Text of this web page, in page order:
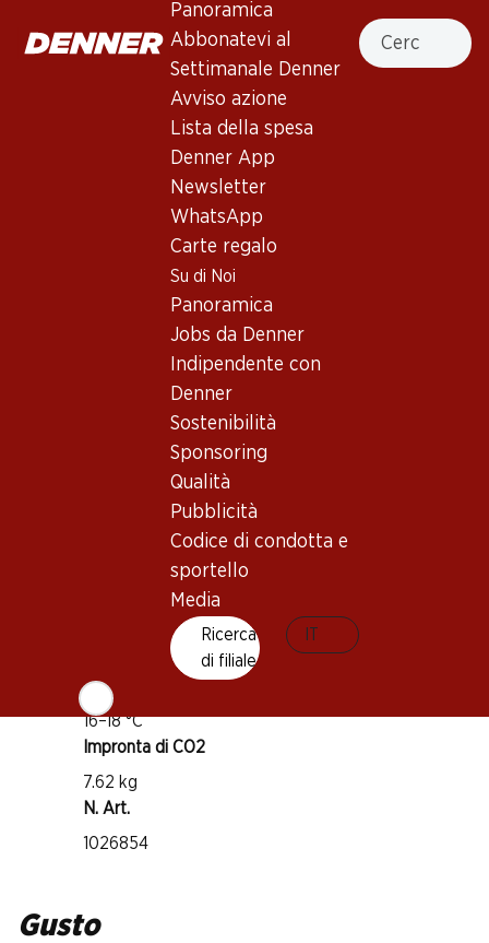
Panoramica
Abbonatevi al
Settimanale Denner
Avviso azione
Lista della spesa
Denner App
Newsletter
WhatsApp
Carte regalo
Su di Noi
Panoramica
Jobs da Denner
Indipendente con
Denner
Sostenibilità
Sponsoring
Qualità
Pubblicità
Codice di condotta e
sportello
Media
Ricerca
di filiale
Cercare
, Vallese, 2024
Rosso porpora carico. Profumo marcato di bacche rosse.
Attacco vellutato, pieno e aromatico al palato. Finale lungo.
Buono a sapersi
Maturità di beva
Temperatura di beva
16–18 °C
Impronta di CO2
7.62 kg
N. Art.
1026854
Gusto